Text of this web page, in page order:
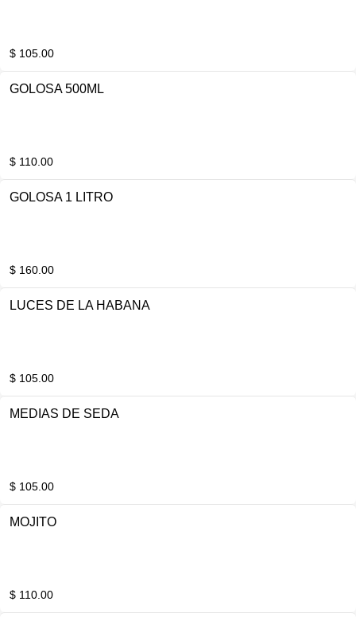
$ 105.00
GOLOSA 500ML
$ 110.00
GOLOSA 1 LITRO
$ 160.00
LUCES DE LA HABANA
$ 105.00
MEDIAS DE SEDA
$ 105.00
MOJITO
$ 110.00